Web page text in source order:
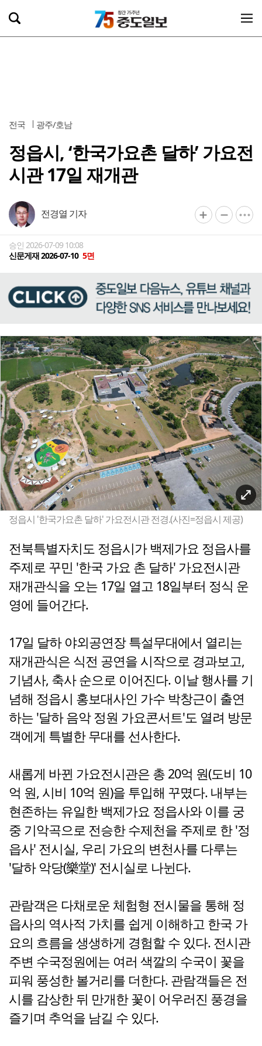
전국 광주/호남
정읍시, ‘한국가요촌 달하’ 가요전
시관 17일 재개관
전경열 기자
승인 2026-07-09 10:08
신문게재 2026-07-10 5면
정읍시 '한국가요촌 달하' 가요전시관 전경.(사진=정읍시 제공)
전북특별자치도 정읍시가 백제가요 정읍사를
주제로 꾸민 '한국 가요 촌 달하' 가요전시관
재개관식을 오는 17일 열고 18일부터 정식 운
영에 들어간다.
17일 달하 야외공연장 특설무대에서 열리는
재개관식은 식전 공연을 시작으로 경과보고,
기념사, 축사 순으로 이어진다. 이날 행사를 기
념해 정읍시 홍보대사인 가수 박창근이 출연
하는 '달하 음악 정원 가요콘서트'도 열려 방문
객에게 특별한 무대를 선사한다.
새롭게 바뀐 가요전시관은 총 20억 원(도비 10
억 원, 시비 10억 원)을 투입해 꾸몄다. 내부는
현존하는 유일한 백제가요 정읍사와 이를 궁
중 기악곡으로 전승한 수제천을 주제로 한 '정
읍사' 전시실, 우리 가요의 변천사를 다루는
'달하 악당(樂堂)' 전시실로 나뉜다.
관람객은 다채로운 체험형 전시물을 통해 정
읍사의 역사적 가치를 쉽게 이해하고 한국 가
요의 흐름을 생생하게 경험할 수 있다. 전시관
주변 수국정원에는 여러 색깔의 수국이 꽃을
피워 풍성한 볼거리를 더한다. 관람객들은 전
시를 감상한 뒤 만개한 꽃이 어우러진 풍경을
즐기며 추억을 남길 수 있다.